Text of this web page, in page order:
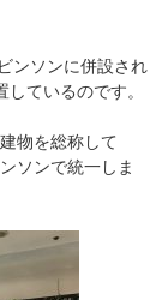
ンソンに併設され
ているのです。
物を総称して
ソンで統一しま